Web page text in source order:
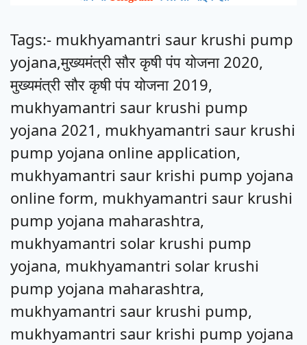
Tags:- mukhyamantri saur krushi pump
yojana,मुख्यमंत्री सौर कृषी पंप योजना 2020,
मुख्यमंत्री सौर कृषी पंप योजना 2019,
mukhyamantri saur krushi pump
yojana 2021, mukhyamantri saur krushi
pump yojana online application,
mukhyamantri saur krishi pump yojana
online form, mukhyamantri saur krushi
pump yojana maharashtra,
mukhyamantri solar krushi pump
yojana, mukhyamantri solar krushi
pump yojana maharashtra,
mukhyamantri saur krushi pump,
mukhyamantri saur krishi pump yojana